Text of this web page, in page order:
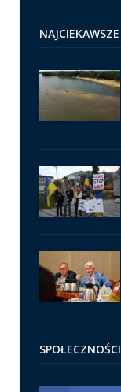
NAJCIEKAWSZE
SPOŁECZNOŚCI